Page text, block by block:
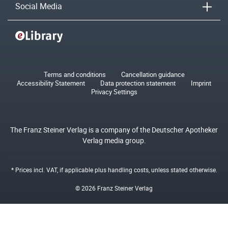
Social Media
Terms and conditions
Cancellation guidance
Accessibility Statement
Data protection statement
Imprint
Privacy Settings
The Franz Steiner Verlag is a company of the Deutscher Apotheker
Verlag media group.
* Prices incl. VAT, if applicable plushandling costs, unless stated otherwise.
© 2026 Franz Steiner Verlag